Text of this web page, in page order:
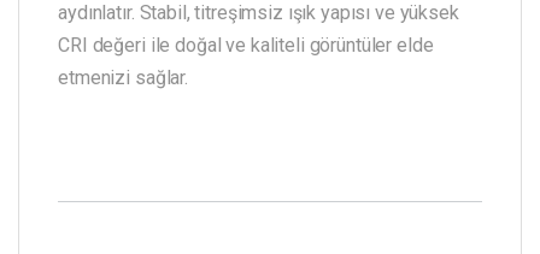
aydınlatır. Stabil, titreşimsiz ışık yapısı ve yüksek
CRI değeri ile doğal ve kaliteli görüntüler elde
etmenizi sağlar.